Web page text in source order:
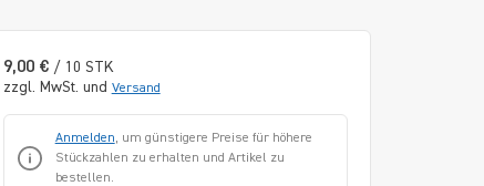
9,00 € / 10 STK
zzgl. MwSt. und Versand
Anmelden, um günstigere Preise für höhere
Stückzahlen zu erhalten und Artikel zu
bestellen.